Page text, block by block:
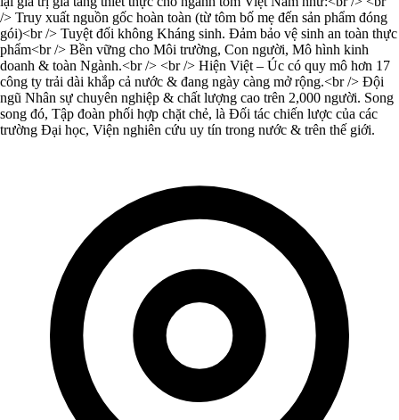
/> Truy xuất nguồn gốc hoàn toàn (từ tôm bố mẹ đến sản phẩm đóng
gói)<br /> Tuyệt đối không Kháng sinh. Đảm bảo vệ sinh an toàn thực
phẩm<br /> Bền vững cho Môi trường, Con người, Mô hình kinh
doanh & toàn Ngành.<br /> <br /> Hiện Việt – Úc có quy mô hơn 17
công ty trải dài khắp cả nước & đang ngày càng mở rộng.<br /> Đội
ngũ Nhân sự chuyên nghiệp & chất lượng cao trên 2,000 người. Song
song đó, Tập đoàn phối hợp chặt chẻ, là Đối tác chiến lược của các
trường Đại học, Viện nghiên cứu uy tín trong nước & trên thế giới.